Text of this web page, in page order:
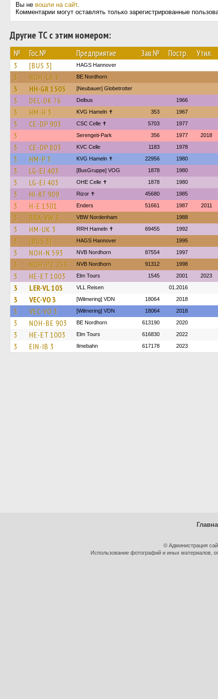
Вы не вошли на сайт.
Комментарии могут оставлять только зарегистрированные
Другие ТС с этим номером:
№ Гос.№ Предприятие Зав.№ Постр. Утил.
3 [BUS 3] HAGS Hannover
3 NOH-CR 3 BE Nordhorn
3 HH-GR 1503 [Neubauer] Globetrotter
3 DEL-DK 76 Delbus 1966
3 HM-H 3 KVG Hameln ✝ 353 1967
3 CE-DP 903 CSC Celle ✝ 5703 1977
3 Serengeti-Park 356 1977 2018
3 CE-DP 803 KVC Celle 1183 1978
3 HM-P 3 KVG Hameln ✝ 22956 1980
3 LG-EJ 403 [BusGruppe] VOG 1878 1980
3 LG-EJ 403 OHE Celle ✝ 1878 1980
3 HI-RT 909 Rizor ✝ 45680 1985
3 H-E 1301 Enders 51661 1987 2011
3 BRA-VW 3 VBW Nordenham 1988
3 HM-UK 3 RRH Hameln ✝ 69455 1992
3 [BUS 3] HAGS Hannover 1995
3 NOH-N 593 NVB Nordhorn 87554 1997
3 NOH-PZ 253 NVB Nordhorn 91312 1998
3 HE-ET 1003 Elm Tours 1545 2001 2023
3 LER-VL 103 VLL Reisen 01.2016
3 VEC-VO 3 [Wilmering] VDN 18064 2018
3 VEC-VO 3 [Wilmering] VDN 18064 2018
3 NOH-BE 903 BE Nordhorn 613190 2020
3 HE-ET 1003 Elm Tours 616830 2022
3 EIN-IB 3 Ilmebahn 617178 2023
© Администрация
Использование фотографий и иных материалов,